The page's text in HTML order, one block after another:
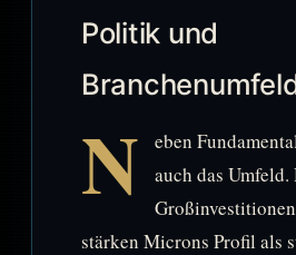
Politik und
N
eben
auch das
stärken Microns Profil als